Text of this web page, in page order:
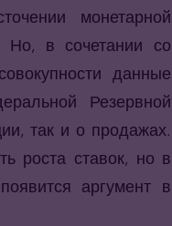
монетарной
Но, в сочетании со
данные
Резервной
так и о продажах.
роста ставок, но в
аргумент в